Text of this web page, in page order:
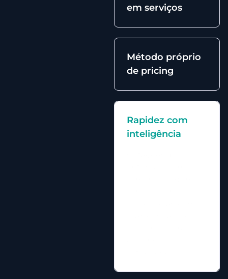
em serviços
Método próprio
de pricing
Rapidez com
inteligência